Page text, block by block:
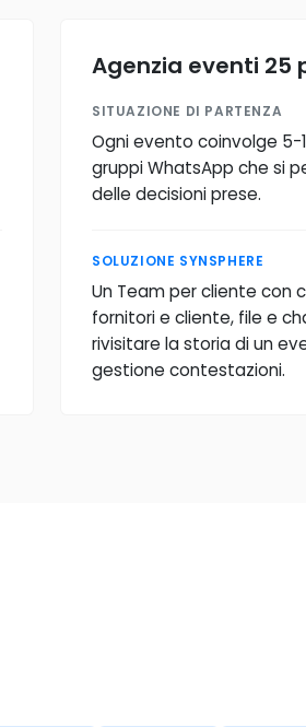
Agenzia eventi
SITUAZIONE DI PARTENZA
Ogni evento coinvolge 5-
gruppi WhatsApp che si
delle decisioni prese.
SOLUZIONE SYNSPHERE
Un Team per cliente con
fornitori e cliente, file e
rivisitare la storia di un
gestione contestazioni.